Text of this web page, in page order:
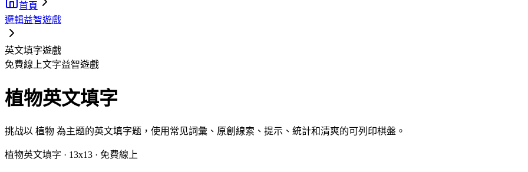
首頁
邏輯益智遊戲
英文填字遊戲
免費線上文字益智遊戲
植物英文填字
挑战以 植物 為主题的英文填字题，使用常见詞彙、原創線索、提示、統計和清爽的可列印棋盤。
植物英文填字 · 13x13 · 免費線上